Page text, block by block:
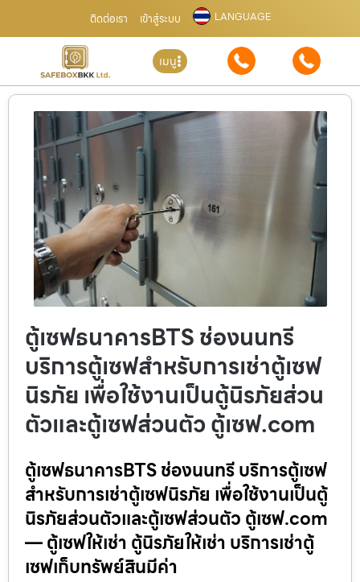
ติดต่อเรา เข้าสู่ระบบ LANGUAGE
เมนู
ตู้เซฟธนาคารBTS ช่องนนทรี
บริการตู้เซฟสำหรับการเช่าตู้เซฟ
นิรภัย เพื่อใช้งานเป็นตู้นิรภัยส่วน
ตัวและตู้เซฟส่วนตัว ตู้เซฟ.com
ตู้เซฟธนาคารBTS ช่องนนทรี บริการตู้เซฟ
สำหรับการเช่าตู้เซฟนิรภัย เพื่อใช้งานเป็นตู้
นิรภัยส่วนตัวและตู้เซฟส่วนตัว ตู้เซฟ.com
— ตู้เซฟให้เช่า ตู้นิรภัยให้เช่า บริการเช่าตู้
เซฟเก็บทรัพย์สินมีค่า